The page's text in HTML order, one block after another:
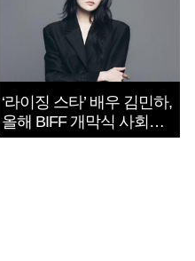
‘라이징 스타’ 배우 김민하,
올해 BIFF 개막식 사회자
확정